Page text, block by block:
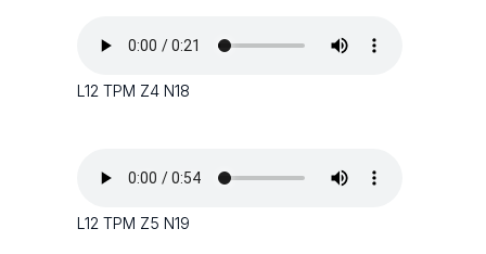
L12 TPM Z4 N18
L12 TPM Z5 N19